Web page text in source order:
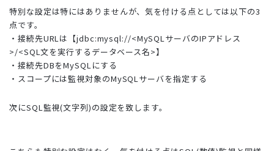
特別な設定は特にはありませんが、気を付ける点としては以下の3
点です。
・接続先URLは【jdbc:mysql://<MySQLサーバのIPアドレス
>/<SQL文を実行するデータベース名>】
・接続先DBをMySQLにする
・スコープには監視対象のMySQLサーバを指定する
次にSQL監視(文字列)の設定を致します。